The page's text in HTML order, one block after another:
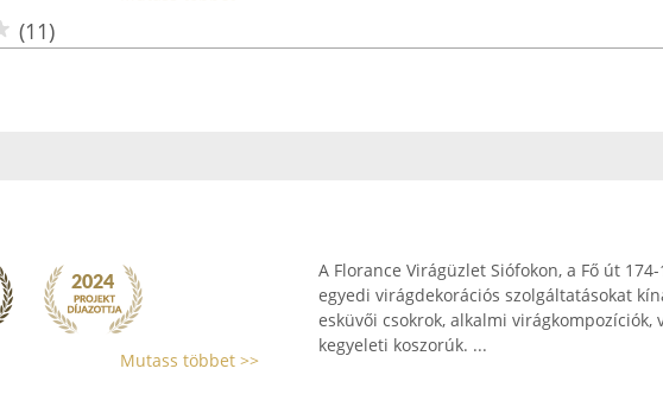
(11)
Mutass többet >>
A Florance Virágüzlet Siófokon, a Fő út
egyedi virágdekorációs szolgáltatásokat
esküvői csokrok, alkalmi
kegyeleti koszorúk. ...